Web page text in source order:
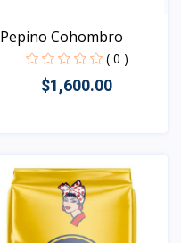
Pepino Cohombro
( 0 )
$1,600.00